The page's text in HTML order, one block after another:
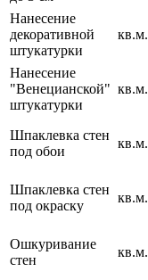
Нанесение
декоративной
штукатурки
кв.м.
Нанесение
"Венецианской"
штукатурки
кв.м.
Шпаклевка стен
под обои
кв.м.
Шпаклевка стен
под окраску
кв.м.
Ошкуривание
стен
кв.м.